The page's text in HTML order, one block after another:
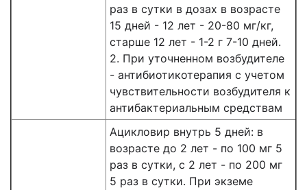
раз в сутки в дозах в возрасте
15 дней - 12 лет - 20-80 мг/кг,
старше 12 лет - 1-2 г 7-10 дней.
2. При уточненном возбудителе
- антибиотикотерапия с учетом
чувствительности возбудителя к
антибактериальным средствам
Ацикловир внутрь 5 дней: в
возрасте до 2 лет - по 100 мг 5
раз в сутки, с 2 лет - по 200 мг
5 раз в сутки. При экземе